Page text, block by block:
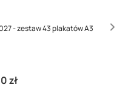
- zestaw 43 plakatów A3
zł